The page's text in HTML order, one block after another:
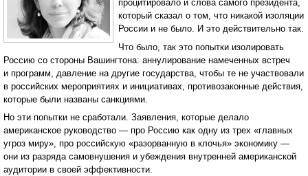
процитировало и слова самого президента,
который сказал о том, что никакой изоляции
России и не было. И это действительно так.
Что было, так это попытки изолировать
Россию со стороны Вашингтона: аннулирование намеченных встреч
и программ, давление на другие государства, чтобы те не участвовали
в российских мероприятиях и инициативах, противозаконные действия,
которые были названы санкциями.
Но эти попытки не сработали. Заявления, которые делало
американское руководство — про Россию как одну из трех «главных
угроз миру», про российскую «разорванную в клочья» экономику —
они из разряда самовнушения и убеждения внутренней американской
аудитории в своей эффективности.